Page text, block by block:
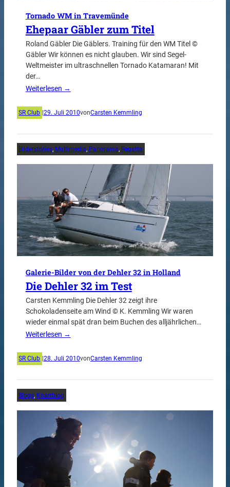
Tornado WM in Travemünde
Ehepaar Gäbler zum Titel
Roland Gäbler Die Gäblers. Training für den WM Titel ©
Gäbler Wir können es nicht glauben. Wir sind Segel-
Weltmeister im ultraschnellen Tornado Katamaran! Mit
der…
Weiterlesen →
SR Club 29. Juli 2010vonCarsten Kemmling
Bilderstories, Multimedia, Panorama, Regatta
Galerie-Bilder von der Dehler 32 in Holland
Die Dehler 32 im Test
Carsten Kemmling Die Dehler 32 zeigt ihre
Schokoladenseite am Wind © K. Kemmling Wir waren
wieder einmal spät dran beim Buchen des alljährlichen…
Weiterlesen →
SR Club 28. Juli 2010vonCarsten Kemmling
Blogs, Knarrblog